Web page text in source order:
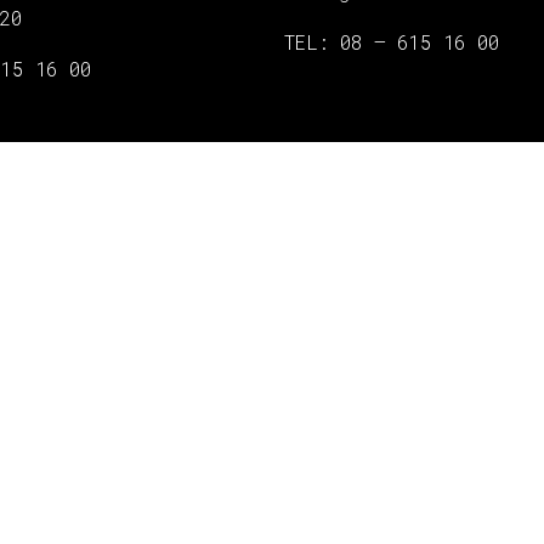
16 00
TEL: 08 – 615 16 00